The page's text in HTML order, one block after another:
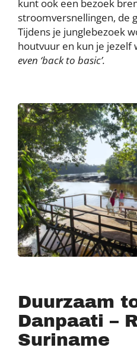
kunt ook een bezoek
stroomversnellingen, de
Tijdens je junglebezoek
houtvuur en kun je jezelf
even ‘back to basic’.
Duurzaam
Danpaati –
Suriname